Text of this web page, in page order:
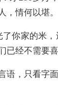
，情何以堪。
家的米，
经不需要喜
，只看字面